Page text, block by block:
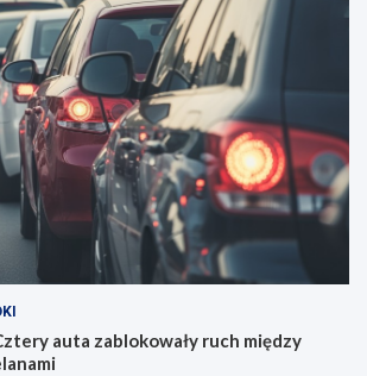
auta zablokowały ruch między